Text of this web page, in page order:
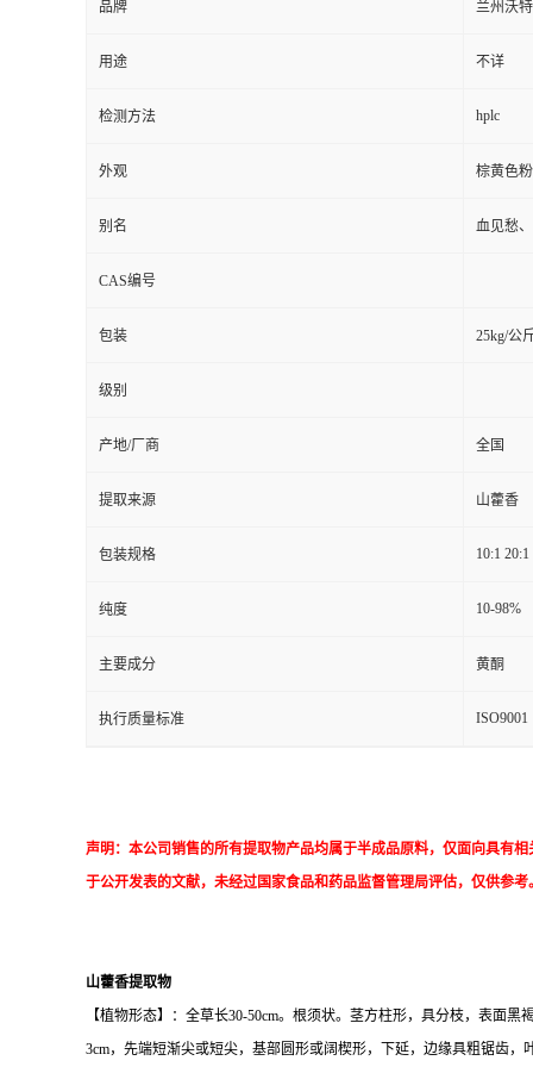
品牌 兰州沃
用途 不详
检测方法 hplc
外观 棕黄色
别名 血见愁
CAS编号
包装 25kg/公
级别
产地/厂商 全国
提取来源 山藿香
包装规格 10:1 20:1
纯度 10-98%
主要成分 黄酮
执行质量标准 ISO9001
声明：本公司销售的所有提取物产品均属于半成品原料，仅面向具有
于公开发表的文献，未经过国家食品和药品监督管理局评估，仅供参考
山藿香提取物
【植物形态】：全草长30-50cm。根须状。茎方柱形，具分枝，表面
3cm，先端短渐尖或短尖，基部圆形或阔楔形，下延，边缘具粗锯齿